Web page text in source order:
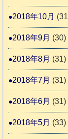
2018年10月
2018年9月 (30)
2018年8月 (31)
2018年7月 (31)
2018年6月 (31)
2018年5月 (33)